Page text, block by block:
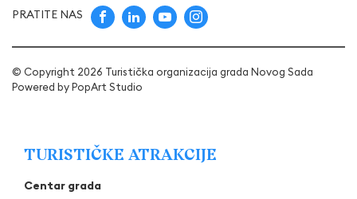
PRATITE NAS
© Copyright 2026 Turistička organizacija grada Novog Sada
Powered byPopArt Studio
TURISTIČKE ATRAKCIJE
Centar grada